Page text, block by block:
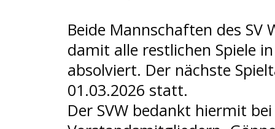
Beide Mannschaften des SV
damit alle restlichen Spiele
absolviert. Der nächste
01.03.2026 statt.
Der SVW bedankt hiermit